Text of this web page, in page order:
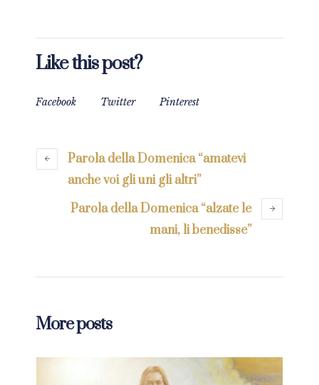
Like this post?
Facebook Twitter Pinterest
Parola della Domenica “amatevi
anche voi gli uni gli altri”
Parola della Domenica “alzate le
mani, li benedisse”
More posts